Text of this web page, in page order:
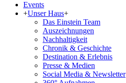
Events
+Unser Haus+
Das Einstein Team
Aus­zeich­nun­gen
Nachhaltigkeit
Chronik & Geschichte
Destination & Erlebnis
Presse & Medien
Social Media & Newsletter